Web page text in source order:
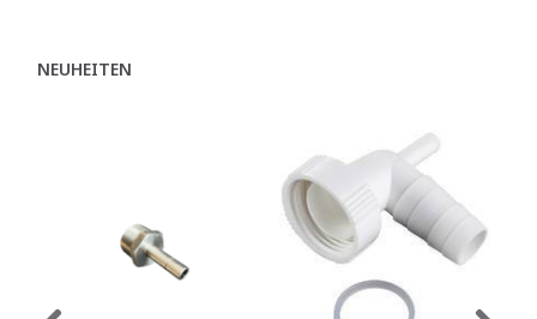
NEUHEITEN